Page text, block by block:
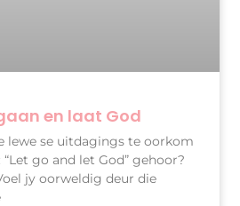
en laat God
lewe se uitdagings te oorkom
go and let God” gehoor?
jy oorweldig deur die